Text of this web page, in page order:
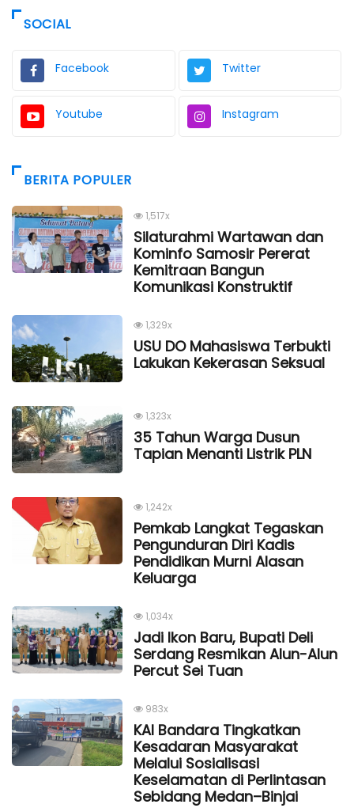
SOCIAL
Facebook Twitter
Youtube Instagram
BERITA POPULER
1,517x
Silaturahmi Wartawan dan
Kominfo Samosir Pererat
Kemitraan Bangun
Komunikasi Konstruktif
1,329x
USU DO Mahasiswa Terbukti
Lakukan Kekerasan Seksual
1,323x
35 Tahun Warga Dusun
Tapian Menanti Listrik PLN
1,242x
Pemkab Langkat Tegaskan
Pengunduran Diri Kadis
Pendidikan Murni Alasan
Keluarga
1,034x
Jadi Ikon Baru, Bupati Deli
Serdang Resmikan Alun-Alun
Percut Sei Tuan
983x
KAI Bandara Tingkatkan
Kesadaran Masyarakat
Melalui Sosialisasi
Keselamatan di Perlintasan
Sebidang Medan–Binjai